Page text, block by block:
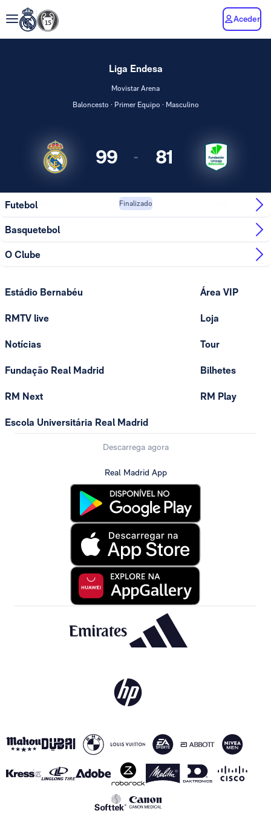
Aceder
Liga Endesa
Movistar Arena
Baloncesto · Primer Equipo · Masculino
99 - 81
Real Madrid Finalizado
Futebol
Basquetebol
O Clube
Estádio Bernabéu
RMTV live
Notícias
Fundação Real Madrid
RM Next
Escola Universitária Real Madrid
Área VIP
Loja
Tour
Bilhetes
RM Play
Descarrega agora
Real Madrid App